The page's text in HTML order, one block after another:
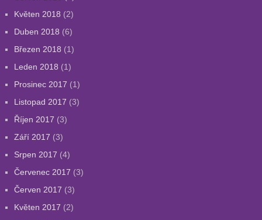
Květen 2018 (2)
Duben 2018 (6)
Březen 2018 (1)
Leden 2018 (1)
Prosinec 2017 (1)
Listopad 2017 (3)
Říjen 2017 (3)
Září 2017 (3)
Srpen 2017 (4)
Červenec 2017 (3)
Červen 2017 (3)
Květen 2017 (2)